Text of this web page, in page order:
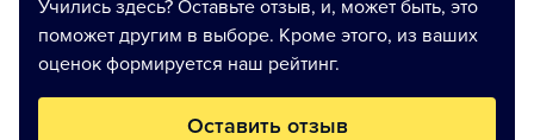
Учились здесь? Оставьте отзыв, и, может быть, это
поможет другим в выборе. Кроме этого, из ваших
оценок формируется наш рейтинг.
Оставить отзыв